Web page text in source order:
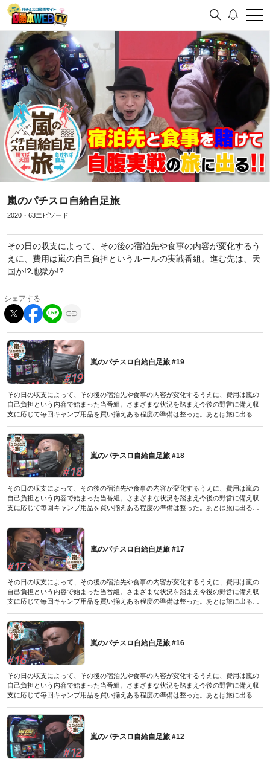
嵐のパチスロ自給自足旅
2020・63エピソード
その日の収支によって、その後の宿泊先や食事の内容が変化するう
えに、費用は嵐の自己負担というルールの実戦番組。進む先は、天
国か!?地獄か!?
シェアする
嵐のパチスロ自給自足旅 #19
その日の収支によって、その後の宿泊先や食事の内容が変化するうえに、費用は嵐の
自己負担という内容で始まった当番組。さまざまな状況を踏まえ今後の野営に備え収
支に応じて毎回キャンプ用品を買い揃えある程度の準備は整った。あとは旅に出るだ
ールはストックしていく。前回と同ホールでの実戦…リベンジすることはできたのだ
ろうか?
（パチスロ必勝本極2021年12月号付録DVDに収録されたものです／2021年11月6日発
売号）
嵐のパチスロ自給自足旅 #18
その日の収支によって、その後の宿泊先や食事の内容が変化するうえに、費用は嵐の
自己負担という内容で始まった当番組。さまざまな状況を踏まえ今後の野営に備え収
支に応じて毎回キャンプ用品を買い揃えある程度の準備は整った。あとは旅に出るだ
ールはストックしていく。前回まどか2で僥倖に恵まれた嵐、勢いに乗って連勝といき
たい今回は大好物の沖ハナをチョイスしたのだが果たして?
（パチスロ必勝本極2021年11月号付録DVDに収録されたものです／2021年10月7日発
売号）
嵐のパチスロ自給自足旅 #17
その日の収支によって、その後の宿泊先や食事の内容が変化するうえに、費用は嵐の
自己負担という内容で始まった当番組。さまざまな状況を踏まえ今後の野営に備え収
支に応じて毎回キャンプ用品を買い揃えある程度の準備は整った。あとは旅に出るだ
ールはストックしていく。連敗街道まっしぐらの嵐が選択したのはまどか2。敗戦濃厚
かと思われたが、まさかの展開に…?
（パチスロ必勝本極2021年10月号付録DVDに収録されたものです／2021年9月7日発
売号）
嵐のパチスロ自給自足旅 #16
その日の収支によって、その後の宿泊先や食事の内容が変化するうえに、費用は嵐の
自己負担という内容で始まった当番組。さまざまな状況を踏まえ今後の野営に備え収
支に応じて毎回キャンプ用品を買い揃えある程度の準備は整った。あとは旅に出るだ
ールはストックしていく。連敗で野営ストック2個となった嵐は、ホテルでの優雅な宿
泊を勝ち取るために完走to完走を目指して鉄拳デビルに勝負を挑んだのだが…?
（パチスロ必勝本極2021年9月号付録DVDに収録されたものです／2021年8月7日発売
号）
嵐のパチスロ自給自足旅 #12